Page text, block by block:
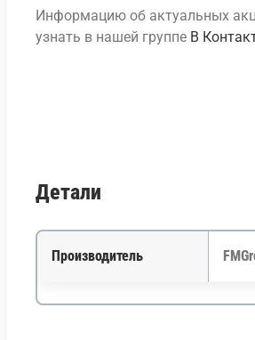
Информацию об актуальных
узнать в нашей группе В
Детали
Производитель